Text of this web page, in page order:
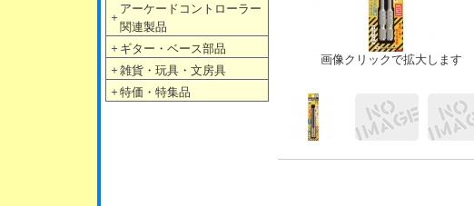
＋
アーケードコントローラー
関連製品
＋ ギター・ベース部品
＋ 雑貨・玩具・文房具
＋ 特価・特集品
画像クリックで拡大します